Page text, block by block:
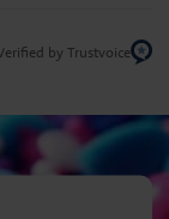
by Trustvoice